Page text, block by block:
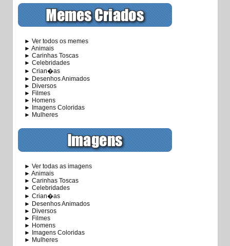
► Ver todos os memes
► Animais
► Carinhas Toscas
► Celebridades
► Crian�as
► Desenhos Animados
► Diversos
► Filmes
► Homens
► Imagens Coloridas
► Mulheres
► Ver todas as imagens
► Animais
► Carinhas Toscas
► Celebridades
► Crian�as
► Desenhos Animados
► Diversos
► Filmes
► Homens
► Imagens Coloridas
► Mulheres